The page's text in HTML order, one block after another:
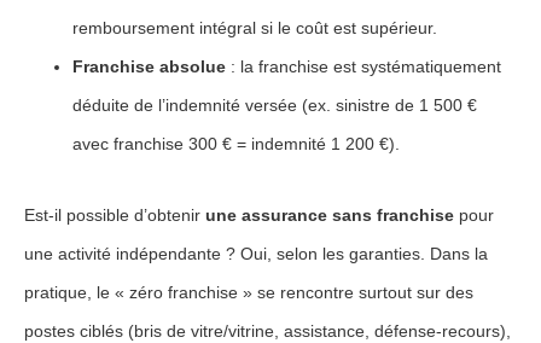
remboursement intégral si le coût est supérieur.
Franchise absolue : la franchise est systématiquement
déduite de l’indemnité versée (ex. sinistre de 1 500 €
avec franchise 300 € = indemnité 1 200 €).
Est-il possible d’obtenir une assurance sans franchise pour
une activité indépendante ? Oui, selon les garanties. Dans la
pratique, le « zéro franchise » se rencontre surtout sur des
postes ciblés (bris de vitre/vitrine, assistance, défense-recours),